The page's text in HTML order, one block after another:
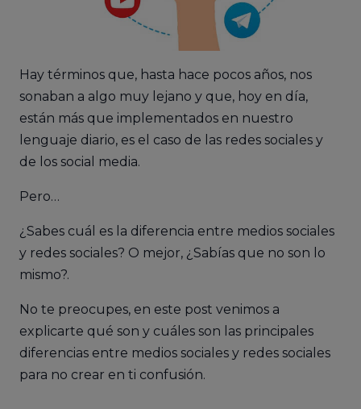
Hay términos que, hasta hace pocos años, nos
sonaban a algo muy lejano y que, hoy en día,
están más que implementados en nuestro
lenguaje diario, es el caso de las redes sociales y
de los social media.
Pero…
¿Sabes cuál es la diferencia entre medios sociales
y redes sociales? O mejor, ¿Sabías que no son lo
mismo?.
No te preocupes, en este post venimos a
explicarte qué son y cuáles son las principales
diferencias entre medios sociales y redes sociales
para no crear en ti confusión.